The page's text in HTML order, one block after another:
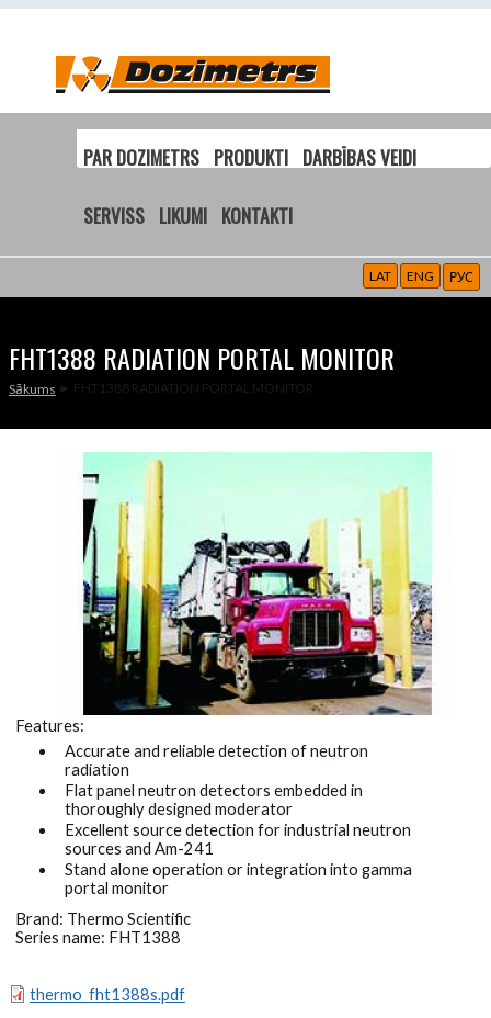
PAR DOZIMETRS PRODUKTI DARBĪBAS VEIDI
SERVISS LIKUMI KONTAKTI
LAT ENG РУС
FHT1388 RADIATION PORTAL MONITOR
Sākums ► FHT1388 RADIATION PORTAL MONITOR
Features:
Accurate and reliable detection of neutron
radiation
Flat panel neutron detectors embedded in
thoroughly designed moderator
Excellent source detection for industrial neutron
sources and Am-241
Stand alone operation or integration into gamma
portal monitor
Brand: Thermo Scientific
Series name: FHT1388
thermo_fht1388s.pdf